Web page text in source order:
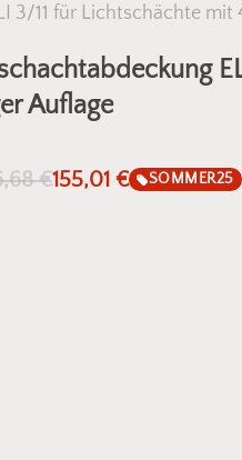
3/11 für Lichtschächte
Auflage
€155,01 € SOMMER25